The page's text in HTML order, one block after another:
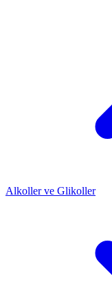
Alkoller ve Glikoller